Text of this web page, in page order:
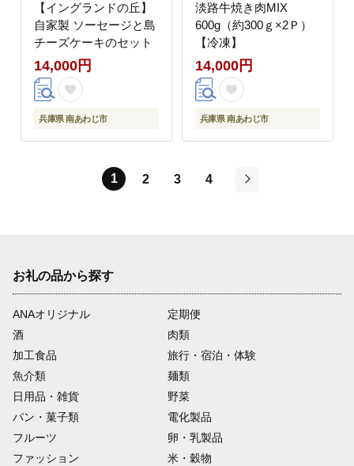
【イングランドの丘】
自家製 ソーセージと島
チーズケーキのセット
14,000円
兵庫県 南あわじ市
淡路牛焼き肉MIX
600g（約300ｇ×2Ｐ）
【冷凍】
14,000円
兵庫県 南あわじ市
1 2 3
4
お礼の品から探す
ANAオリジナル
定期便
酒
肉類
加工食品
旅行・宿泊・体験
魚介類
麺類
日用品・雑貨
野菜
パン・菓子類
電化製品
フルーツ
卵・乳製品
ファッション
米・穀物